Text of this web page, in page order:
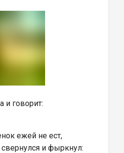
и говорит:
ежей не ест,
свернулся и фыркнул: